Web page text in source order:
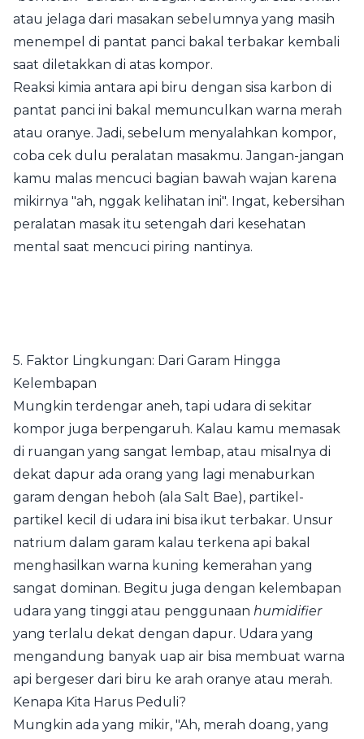
atau jelaga dari masakan sebelumnya yang masih
menempel di pantat panci bakal terbakar kembali
saat diletakkan di atas kompor.
Reaksi kimia antara api biru dengan sisa karbon di
pantat panci ini bakal memunculkan warna merah
atau oranye. Jadi, sebelum menyalahkan kompor,
coba cek dulu peralatan masakmu. Jangan-jangan
kamu malas mencuci bagian bawah wajan karena
mikirnya "ah, nggak kelihatan ini". Ingat, kebersihan
peralatan masak itu setengah dari kesehatan
mental saat mencuci piring nantinya.
5. Faktor Lingkungan: Dari Garam Hingga
Kelembapan
Mungkin terdengar aneh, tapi udara di sekitar
kompor juga berpengaruh. Kalau kamu memasak
di ruangan yang sangat lembap, atau misalnya di
dekat dapur ada orang yang lagi menaburkan
garam dengan heboh (ala Salt Bae), partikel-
partikel kecil di udara ini bisa ikut terbakar. Unsur
natrium dalam garam kalau terkena api bakal
menghasilkan warna kuning kemerahan yang
sangat dominan. Begitu juga dengan kelembapan
udara yang tinggi atau penggunaan humidifier
yang terlalu dekat dengan dapur. Udara yang
mengandung banyak uap air bisa membuat warna
api bergeser dari biru ke arah oranye atau merah.
Kenapa Kita Harus Peduli?
Mungkin ada yang mikir, "Ah, merah doang, yang